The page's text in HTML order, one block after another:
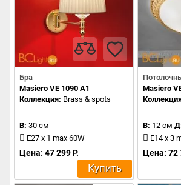
Бра
Masiero VE 1090 A1
Коллекция: Brass & spots
В: 30 см
E27 x 1 max 60W
Цена: 47 299 Р.
Купить
Masiero
В: 12 см
E14 x 3
Цена: 72